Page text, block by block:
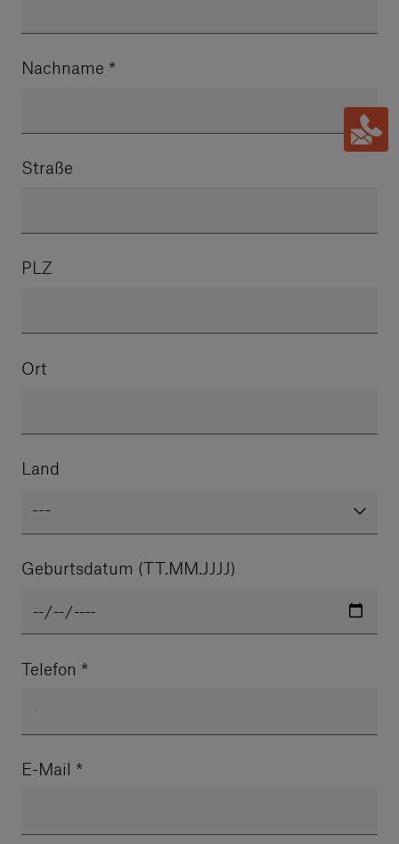
Nachname *
Straße
PLZ
Ort
Land
---
Geburtsdatum (TT.MM.JJJJ)
Telefon *
E-Mail *